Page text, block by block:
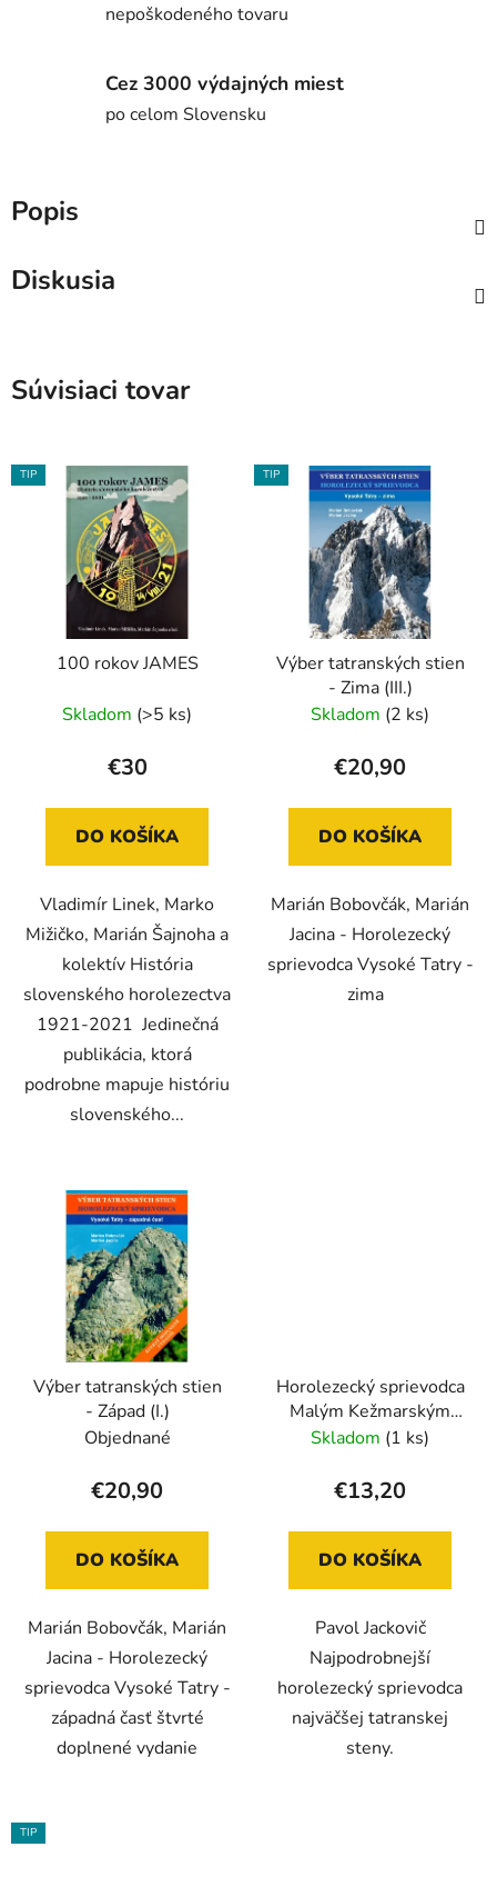
nepoškodeného tovaru
Cez 3000 výdajných miest
po celom Slovensku
Popis
Diskusia
Súvisiaci tovar
TIP
100 rokov JAMES
Skladom (>5 ks)
€30
DO KOŠÍKA
Vladimír Linek, Marko
Mižičko, Marián Šajnoha a
kolektív História
slovenského horolezectva
1921-2021 Jedinečná
publikácia, ktorá
podrobne mapuje históriu
slovenského...
TIP
Výber tatranských stien
- Zima (III.)
Skladom (2 ks)
€20,90
DO KOŠÍKA
Marián Bobovčák, Marián
Jacina - Horolezecký
sprievodca Vysoké Tatry -
zima
Výber tatranských stien
- Západ (I.)
Objednané
€20,90
DO KOŠÍKA
Marián Bobovčák, Marián
Jacina - Horolezecký
sprievodca Vysoké Tatry -
západná časť štvrté
doplnené vydanie
Horolezecký sprievodca
Malým Kežmarským
štítom
Skladom (1 ks)
€13,20
DO KOŠÍKA
Pavol Jackovič
Najpodrobnejší
horolezecký sprievodca
najväčšej tatranskej
steny.
TIP